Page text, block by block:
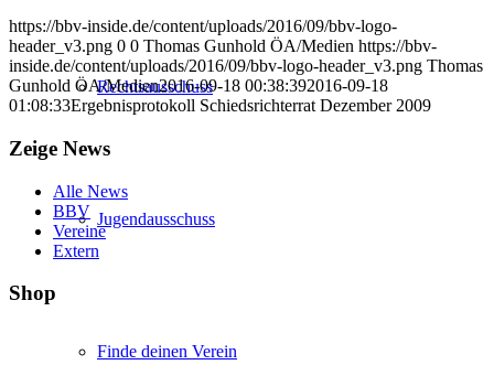
Rechtsausschuss
Jugendausschuss
Finde deinen Verein
https://bbv-inside.de/content/uploads/2016/09/bbv-logo-
header_v3.png 0 0 Thomas Gunhold ÖA/Medien https://bbv-
inside.de/content/uploads/2016/09/bbv-logo-header_v3.png Thomas
Gunhold ÖA/Medien2016-09-18 00:38:392016-09-18
01:08:33Ergebnisprotokoll Schiedsrichterrat Dezember 2009
Zeige News
Alle News
BBV
Vereine
Extern
Shop